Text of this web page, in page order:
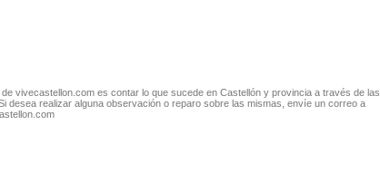
de vivecastellon.com es contar lo que sucede en Castellón y provincia a través de las
desea realizar alguna observación o reparo sobre las mismas, envíe un correo a